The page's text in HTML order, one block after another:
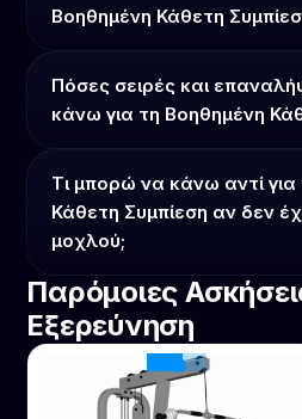
Βοηθημένη Κάθετη
Πόσες σειρές και
κάνω για τη Βοηθημένη
Τι μπορώ να κάνω αντί
Κάθετη Συμπίεση αν δεν
μοχλού;
Παρόμοιες
Εξερεύνηση